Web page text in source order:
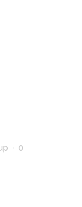
0